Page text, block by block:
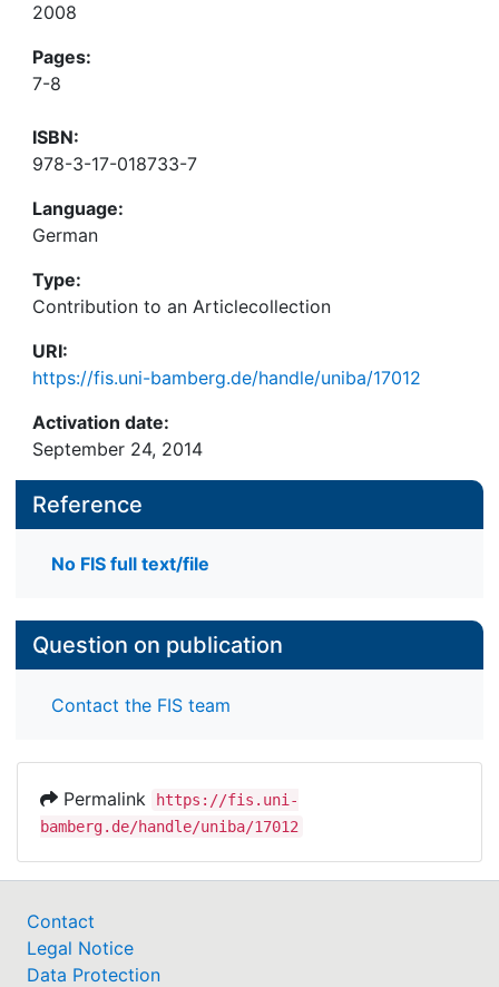
2008
Pages:
7-8
ISBN:
978-3-17-018733-7
Language:
German
Type:
Contribution to an Articlecollection
URI:
https://fis.uni-bamberg.de/handle/uniba/17012
Activation date:
September 24, 2014
Reference
No FIS full text/file
Question on publication
Contact the FIS team
Permalink
https://fis.uni-
bamberg.de/handle/uniba/17012
Contact
Legal Notice
Data Protection